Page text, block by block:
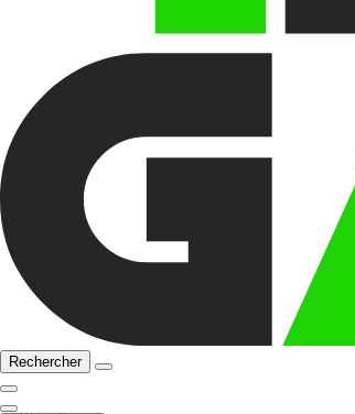
Rechercher